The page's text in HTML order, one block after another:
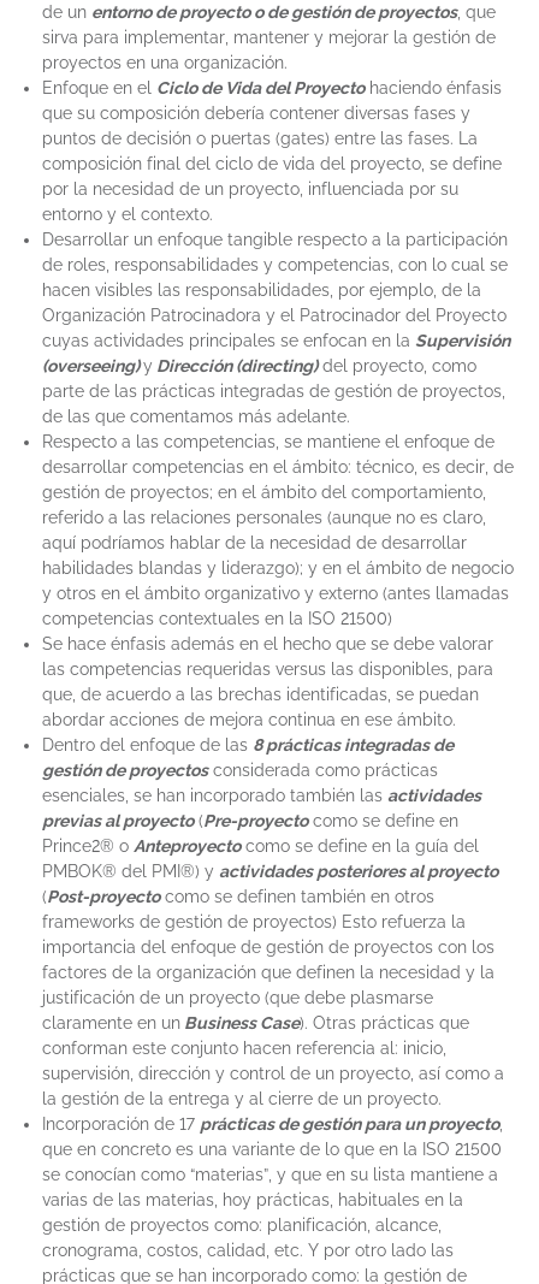
de un entorno de proyecto o de gestión de proyectos, que
sirva para implementar, mantener y mejorar la gestión de
proyectos en una organización.
Enfoque en el Ciclo de Vida del Proyectohaciendo énfasis
que su composición debería contener diversas fases y
puntos de decisión o puertas (gates) entre las fases. La
composición final del ciclo de vida del proyecto, se define
por la necesidad de un proyecto, influenciada por su
entorno y el contexto.
Desarrollar un enfoque tangible respecto a la participación
de roles, responsabilidades y competencias, con lo cual se
hacen visibles las responsabilidades, por ejemplo, de la
Organización Patrocinadora y el Patrocinador del Proyecto
cuyas actividades principales se enfocan en la Supervisión
(overseeing)y Dirección (directing)del proyecto, como
parte de las prácticas integradas de gestión de proyectos,
de las que comentamos más adelante.
Respecto a las competencias, se mantiene el enfoque de
desarrollar competencias en el ámbito: técnico, es decir, de
gestión de proyectos; en el ámbito del comportamiento,
referido a las relaciones personales (aunque no es claro,
aquí podríamos hablar de la necesidad de desarrollar
habilidades blandas y liderazgo); y en el ámbito de negocio
y otros en el ámbito organizativo y externo (antes llamadas
competencias contextuales en la ISO 21500)
Se hace énfasis además en el hecho que se debe valorar
las competencias requeridas versus las disponibles, para
que, de acuerdo a las brechas identificadas, se puedan
abordar acciones de mejora continua en ese ámbito.
Dentro del enfoque de las 8 prácticas integradas de
gestión de proyectosconsiderada como prácticas
esenciales, se han incorporado también las actividades
previas al proyecto(Pre-proyectocomo se define en
Prince2® o Anteproyectocomo se define en la guía del
PMBOK® del PMI®) y actividades posteriores al proyecto
(Post-proyectocomo se definen también en otros
frameworks de gestión de proyectos) Esto refuerza la
importancia del enfoque de gestión de proyectos con los
factores de la organización que definen la necesidad y la
justificación de un proyecto (que debe plasmarse
claramente en un Business Case). Otras prácticas que
conforman este conjunto hacen referencia al: inicio,
supervisión, dirección y control de un proyecto, así como a
la gestión de la entrega y al cierre de un proyecto.
Incorporación de 17 prácticas de gestión para un proyecto,
que en concreto es una variante de lo que en la ISO 21500
se conocían como “materias”, y que en su lista mantiene a
varias de las materias, hoy prácticas, habituales en la
gestión de proyectos como: planificación, alcance,
cronograma, costos, calidad, etc. Y por otro lado las
prácticas que se han incorporado como: la gestión de